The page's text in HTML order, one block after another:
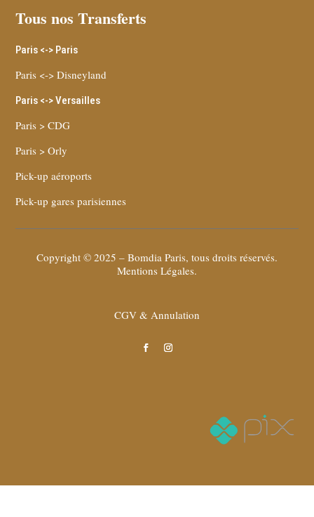
Tous nos Transferts
Paris <-> Paris
Paris <-> Disneyland
Paris <-> Versailles
Paris > CDG
Paris > Orly
Pick-up aéroports
Pick-up gares parisiennes
Copyright © 2025 – Bomdia Paris, tous droits réservés.
Mentions Légales.
CGV & Annulation